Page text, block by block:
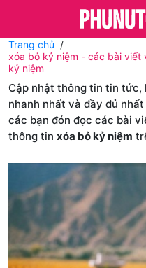
Trang chủ
xóa bỏ kỷ niệm - các bài viết
kỷ niệm
Cập nhật thông tin tin tức,
nhanh nhất và đầy đủ
các bạn đón đọc các bài
thông tin xóa bỏ kỷ niệm